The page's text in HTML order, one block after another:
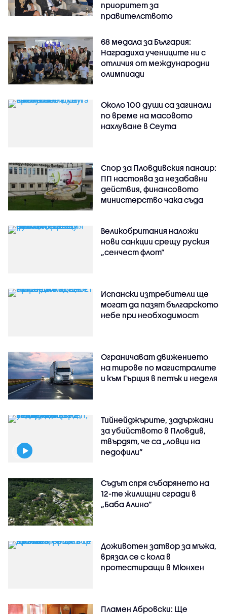
приоритет за
правителството
68 медала за България:
Наградиха учениците ни с
отличия от международни
олимпиади
Около 100 души са загинали
по време на масовото
нахлуване в Сеута
Спор за Пловдивския панаир:
ПП настоява за незабавни
действия, финансовото
министерство чака съда
Великобритания наложи
нови санкции срещу руския
„сенчест флот“
Испански изтребители ще
могат да пазят българското
небе при необходимост
Ограничават движението
на тирове по магистралите
и към Гърция в петък и неделя
Тийнейджърите, задържани
за убийството в Пловдив,
твърдят, че са „ловци на
педофили”
Съдът спря събарянето на
12-те жилищни сгради в
„Баба Алино“
Доживотен затвор за мъжа,
врязал се с кола в
протестиращи в Мюнхен
Пламен Абровски: Ще